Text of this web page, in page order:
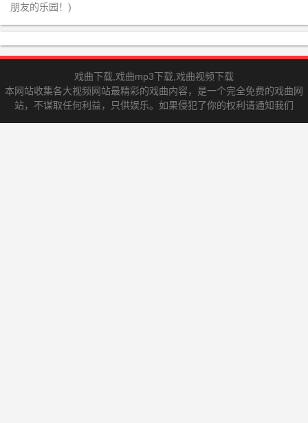
朋友的乐园！)
戏曲下载,戏曲mp3下载,戏曲视频下载
本网站收集各大视频网站最精彩的戏曲内容，是一个完全免费的戏曲网
站，不谋取任何利益，只供娱乐。如果侵犯了你的权利请通知我们